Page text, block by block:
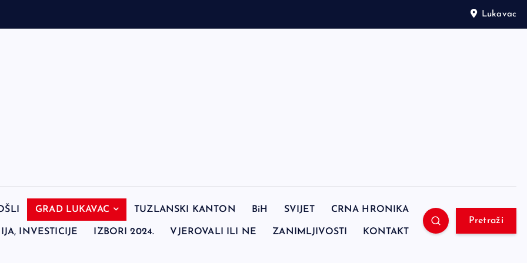
Lukavac
GRAD LUKAVAC TUZLANSKI KANTON BiH SVIJET CRNA HRONIKA
INVESTICIJE IZBORI 2024. VJEROVALI ILI NE ZANIMLJIVOSTI KONTAKT
Pretraži